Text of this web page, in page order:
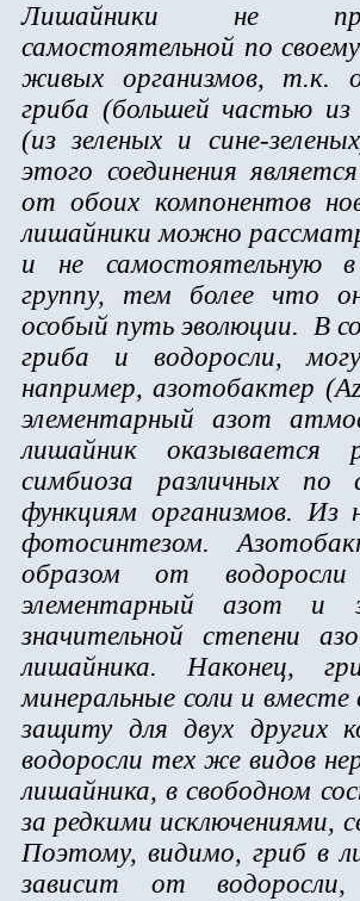
Лишайники не
самостоятельной по
живых организмов, т.к.
гриба (большей частью
(из зеленых и сине-
этого соединения
от обоих компонентов
лишайники можно
и не самостоятельную
группу, тем более что
особый путь эволюции. В
гриба и водоросли,
например, азотобактер
элементарный азот
лишайник оказывается
симбиоза различных по
функциям организмов. Из
фотосинтезом.
образом от водоросли
элементарный азот и
значительной степени
лишайника. Наконец,
минеральные соли и
защиту для двух других
водоросли тех же видов
лишайника, в свободном
за редкими исключениями,
Поэтому, видимо, гриб в
зависит от